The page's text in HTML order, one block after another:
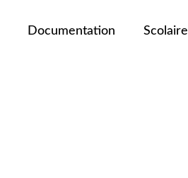
Documentation Scolaire